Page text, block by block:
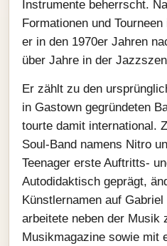
Instrumente beherrscht.
Formationen und
er in den 1970er Jahren
über Jahre in der
Er zählt zu den
in Gastown gegründeten
tourte damit international.
Soul‑Band namens Nitro
Teenager erste Auftritts-
Autodidaktisch geprägt,
Künstlernamen auf
arbeitete neben der Musik
Musikmagazine sowie mit